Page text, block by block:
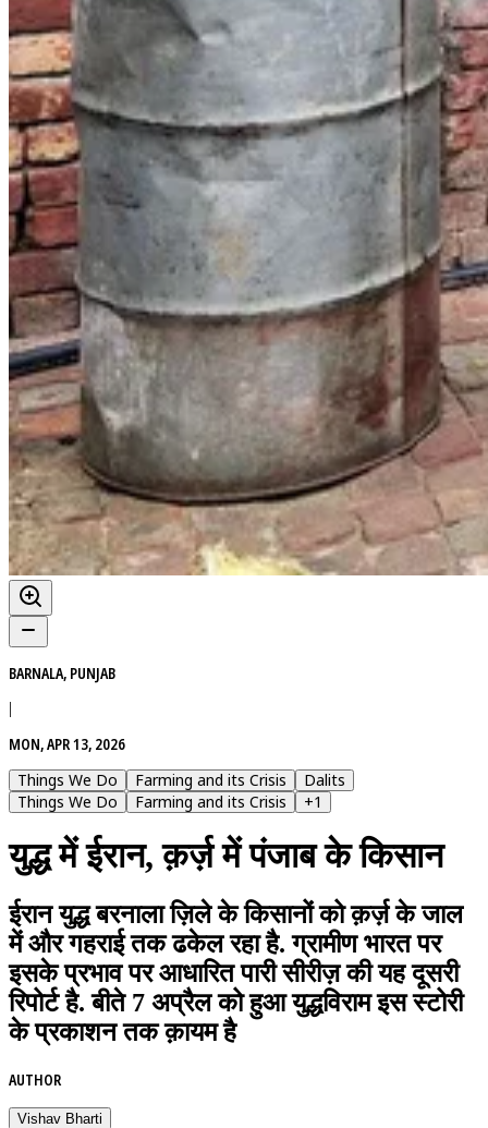
BARNALA, PUNJAB
|
MON, APR 13, 2026
Things We Do
Farming and its Crisis
Dalits
Things We Do
Farming and its Crisis +1
युद्ध में ईरान, क़र्ज़ में पंजाब के किसान
ईरान युद्ध बरनाला ज़िले के किसानों को क़र्ज़ के जाल
में और गहराई तक ढकेल रहा है. ग्रामीण भारत पर
इसके प्रभाव पर आधारित पारी सीरीज़ की यह दूसरी
रिपोर्ट है. बीते 7 अप्रैल को हुआ युद्धविराम इस स्टोरी
के प्रकाशन तक क़ायम है
AUTHOR
Vishav Bharti